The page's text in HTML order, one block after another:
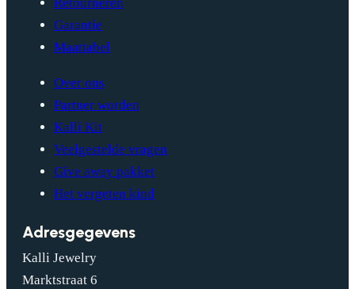
Retourneren
Garantie
Maattabel
Over ons
Partner worden
Kalli Kit
Veelgestelde vragen
Give away pakket
Het vergeten kind
Adresgegevens
Kalli Jewelry
Marktstraat 6